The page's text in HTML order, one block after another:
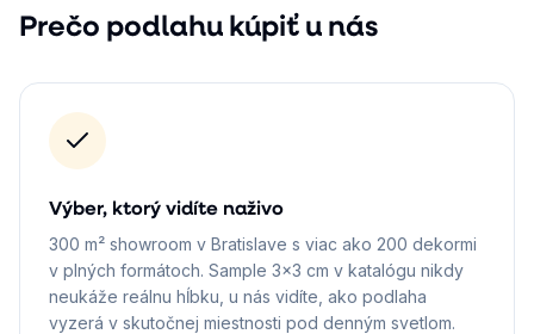
Prečo podlahu kúpiť u nás
Výber, ktorý vidíte naživo
300 m² showroom v Bratislave s viac ako 200 dekormi
v plných formátoch. Sample 3×3 cm v katalógu nikdy
neukáže reálnu hĺbku, u nás vidíte, ako podlaha
vyzerá v skutočnej miestnosti pod denným svetlom.